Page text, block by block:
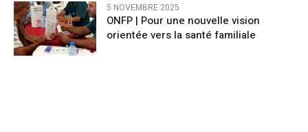
5 NOVEMBRE 2025
ONFP | Pour une nouvelle vision
orientée vers la santé familiale